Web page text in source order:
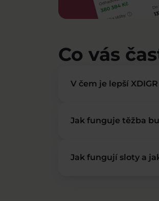
Co vás
V čem je lepší
Jak funguje těžba
Jak fungují sloty a